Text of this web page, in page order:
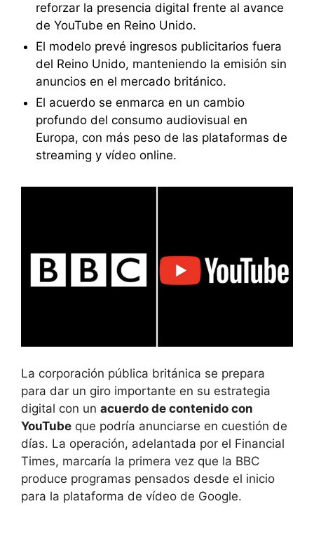
reforzar la presencia digital frente al avance
de YouTube en Reino Unido.
El modelo prevé ingresos publicitarios fuera
del Reino Unido, manteniendo la emisión sin
anuncios en el mercado británico.
El acuerdo se enmarca en un cambio
profundo del consumo audiovisual en
Europa, con más peso de las plataformas de
streaming y vídeo online.
La corporación pública británica se prepara
para dar un giro importante en su estrategia
digital con un acuerdo de contenido con
YouTube que podría anunciarse en cuestión de
días. La operación, adelantada por el Financial
Times, marcaría la primera vez que la BBC
produce programas pensados desde el inicio
para la plataforma de vídeo de Google.